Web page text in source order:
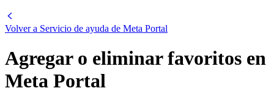
Volver a Servicio de ayuda de Meta Portal
Agregar o eliminar favoritos en
Meta Portal